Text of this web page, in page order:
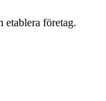
företag.